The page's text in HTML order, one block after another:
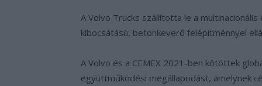
A Volvo Trucks szállította le a
kibocsátású, betonkeverő felépítménnyel
A Volvo és a CEMEX 2021-ben kötöttek
együttműködési megállapodást, amelynek